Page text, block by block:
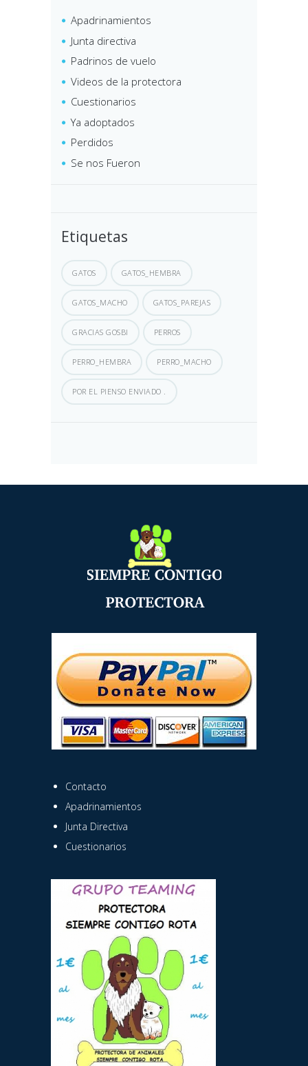
Apadrinamientos
Junta directiva
Padrinos de vuelo
Videos de la protectora
Cuestionarios
Ya adoptados
Perdidos
Se nos Fueron
Etiquetas
GATOS GATOS_HEMBRA
GATOS_MACHO GATOS_PAREJAS
GRACIAS GOSBI PERROS
PERRO_HEMBRA PERRO_MACHO
POR EL PIENSO ENVIADO .
Contacto
Apadrinamientos
Junta Directiva
Cuestionarios